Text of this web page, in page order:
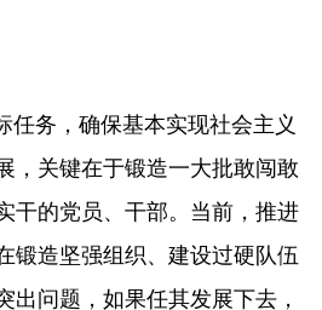
任务，确保基本实现社会主义
，关键在于锻造一大批敢闯敢
干的党员、干部。当前，推进
锻造坚强组织、建设过硬队伍
出问题，如果任其发展下去，